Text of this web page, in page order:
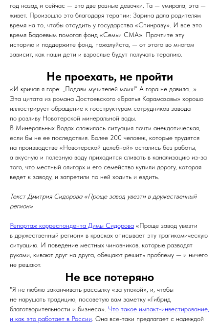
год назад и сейчас — это две разные девочки. Та — умирала, эта —
живет. Произошло это благодаря терапии: Зарина дала родителям
время на то, чтобы отсудить у государства «Спинразу». И все это
время Бадоевым помогал фонд «Семьи СМА». Прочтите эту
историю и поддержите фонд, пожалуйста, — от этого во многом
зависит, как наши дети и взрослые будут получать терапию.
Не проехать, не пройти
«И кричал я горе: „Подави мучителей моих!“ А гора не давила...»
Эта цитата из романа Достоевского «Братья Карамазовы» хорошо
иллюстрирует обращение к госструктурам сотрудников завода
по розливу Новотерской минеральной воды.
В Минеральных Водах сложилась ситуация почти анекдотическая,
если бы не ее последствия. Более 200 человек, которые трудятся
на производстве «Новотерской целебной» остались без работы,
а вкусную и полезную воду приходится сливать в канализацию из-за
того, что местный олигарх и его семейство купили дорогу, которая
ведет к заводу, и запретили по ней ходить и ездить.
Текст Дмитрия Сидорова «Проще завод увезти в дружественный
регион»
Репортаж корреспондента Димы Сидорова «Проще завод увезти
в дружественный регион» в красках описывает эту трагикомическую
ситуацию. И поведение местных чиновников, которые разводят
руками, кивают друг на друга, обещают решить проблему — и ничего
не решают.
Не все потеряно
"Я не люблю заканчивать рассылку «за упокой», и, чтобы
не нарушать традицию, посоветую вам заметку «Гибрид
благотворительности и бизнеса». Что такое импакт-инвестирование,
и как это работает в России . Она все-таки предлагает с надеждой